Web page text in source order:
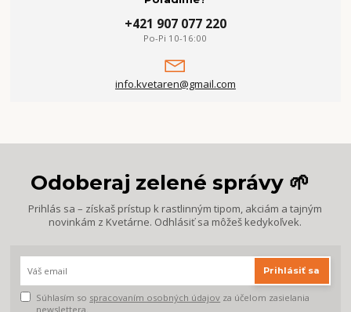
+421 907 077 220
Po-Pi 10-16:00
info.kvetaren@gmail.com
Odoberaj zelené správy 🌱
Prihlás sa – získaš prístup k rastlinným tipom, akciám a tajným
novinkám z Kvetárne. Odhlásiť sa môžeš kedykoľvek.
Prihlásiť sa
Súhlasím so spracovaním osobných údajov za účelom zasielania
newslettera.